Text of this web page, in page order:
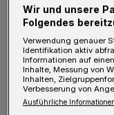
L os geht
praktischen
Wir und unsere
Folgendes
Verwendung genauer
Identifikation aktiv
Informationen auf
Inhalte, Messung von
Inhalten,
Verbesserung von
Ausführliche